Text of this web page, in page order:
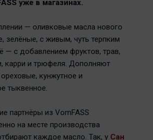
уже в магазинах.
— оливковые масла нового
зелёные, с живым, чуть терпким
— с добавлением фруктов, трав,
карри и трюфеля. Дополняют
кунжутное и
тыквенное.
партнёры из VomFASS
на месте производства
каждое масло. Так, у Сан